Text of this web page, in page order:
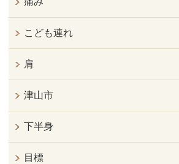
こども連れ
肩
津山市
下半身
目標